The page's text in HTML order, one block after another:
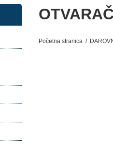
Početna stranica /